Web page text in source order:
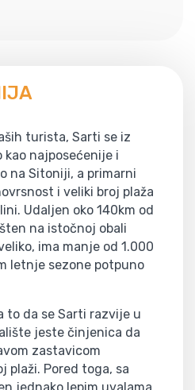
turista, Sarti se iz
najposećenije i
na Sitoniji, a primarni
i veliki broj plaža
Udaljen oko 140km od
na istočnoj obali
ima manje od 1.000
letnje sezone potpuno
to da se Sarti razvije u
jeste činjenica da
zastavicom
plaži. Pored toga, sa